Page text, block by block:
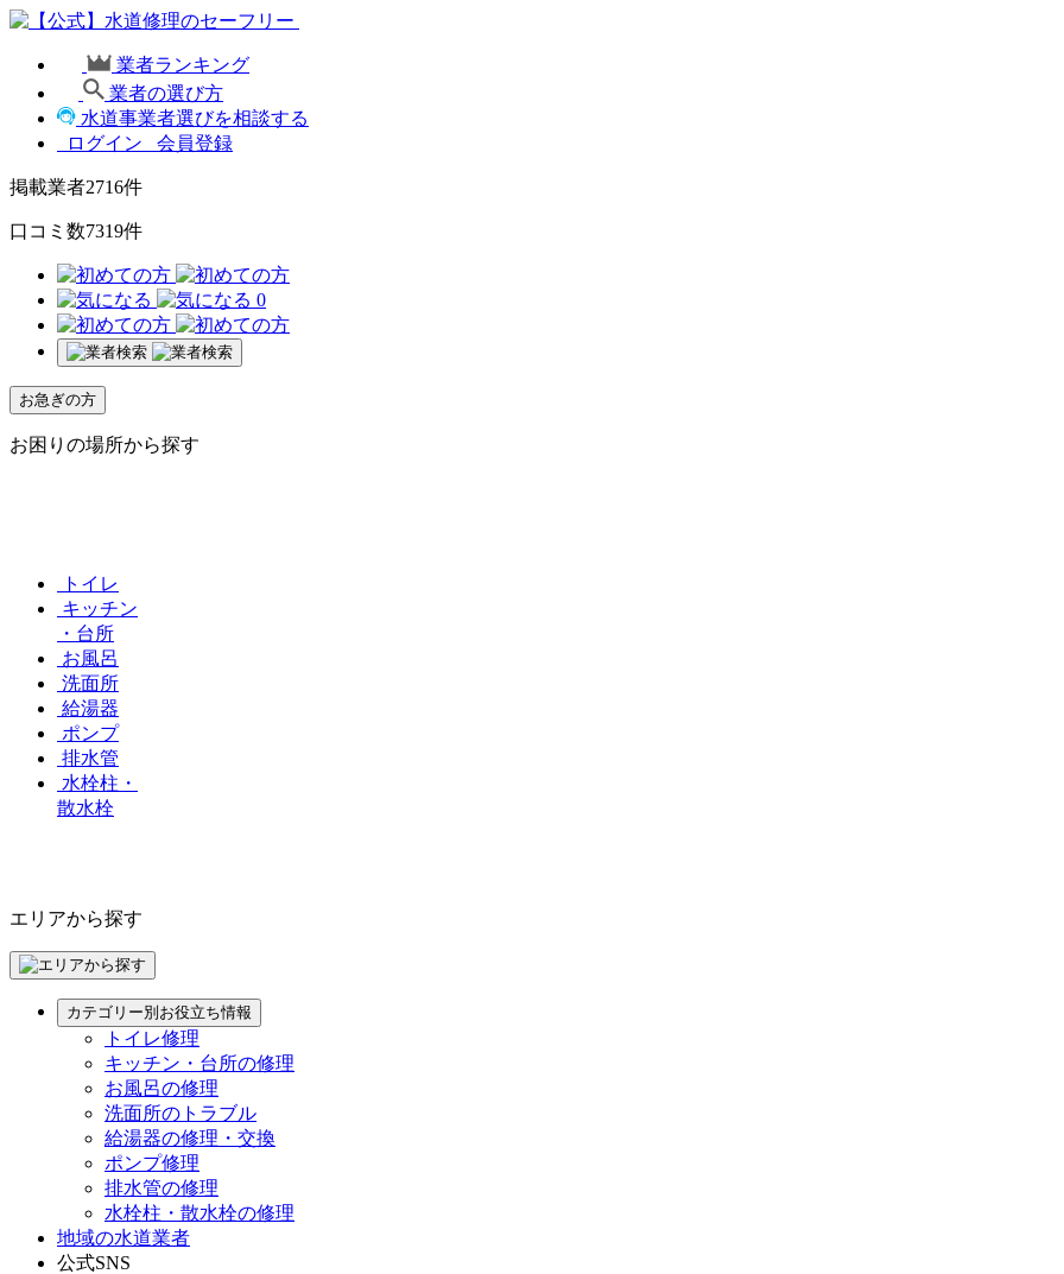
業者ランキング
業者の選び方
水道事業者選びを相談する
ログイン
会員登録
掲載業者2716件
口コミ数7319件
0
お急ぎの方
お困りの場所から探す
トイレ
キッチン
・台所
お風呂
洗面所
給湯器
ポンプ
排水管
水栓柱・
散水栓
エリアから探す
カテゴリー別お役立ち情報
トイレ修理
キッチン・台所の修理
お風呂の修理
洗面所のトラブル
給湯器の修理・交換
ポンプ修理
排水管の修理
水栓柱・散水栓の修理
地域の水道業者
公式SNS